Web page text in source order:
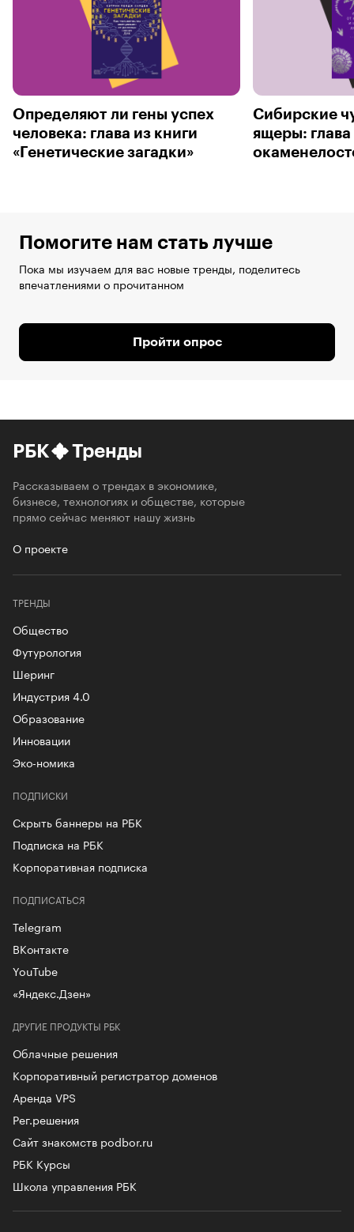
Определяют ли гены успех
человека: глава из книги
«Генетические загадки»
Сибирские
ящеры:
Помогите нам стать лучше
Пока мы изучаем для вас новые тренды, поделитесь
впечатлениями о прочитанном
Пройти опрос
РБК Тренды
Рассказываем о трендах в экономике,
бизнесе, технологиях и обществе, которые
прямо сейчас меняют нашу жизнь
О проекте
ТРЕНДЫ
Общество
Футурология
Шеринг
Индустрия 4.0
Образование
Инновации
Эко-номика
ПОДПИСКИ
Скрыть баннеры на РБК
Подписка на РБК
Корпоративная подписка
ДРУГИЕ ПРОДУКТЫ РБК
Облачные решения
Корпоративный регистратор доменов
Аренда VPS
Рег.решения
Сайт знакомств podbor.ru
РБК Курсы
Школа управления РБК
ПОДПИСАТЬСЯ
Telegram
ВКонтакте
YouTube
«Яндекс.Дзен»